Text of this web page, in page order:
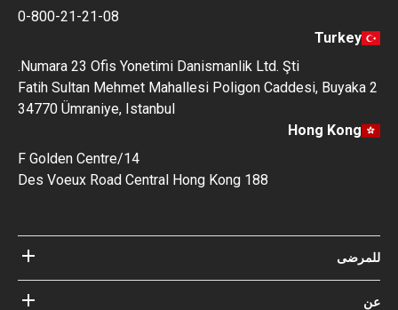
0-800-21-21-08
Turkey
Numara 23 Ofis Yonetimi Danismanlik Ltd. Şti.
Fatih Sultan Mehmet Mahallesi Poligon Caddesi, Buyaka 2
34770 Ümraniye, Istanbul
Hong Kong
14/F Golden Centre
188 Des Voeux Road Central Hong Kong
للمرضى
مستشفيات
عن